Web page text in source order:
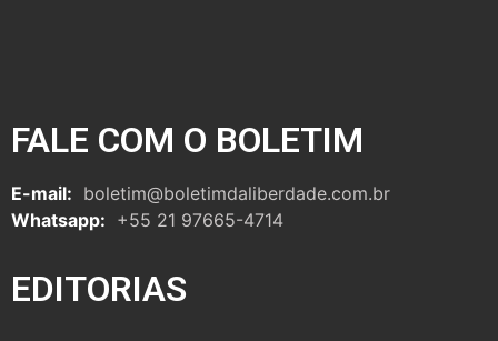
FALE COM O BOLETIM
E-mail: boletim@boletimdaliberdade.com.br
Whatsapp: +55 21 97665-4714
EDITORIAS